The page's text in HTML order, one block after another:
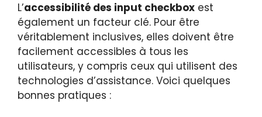
L’accessibilité des input checkbox est
également un facteur clé. Pour être
véritablement inclusives, elles doivent être
facilement accessibles à tous les
utilisateurs, y compris ceux qui utilisent des
technologies d’assistance. Voici quelques
bonnes pratiques :